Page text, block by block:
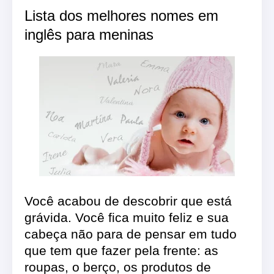
Lista dos melhores nomes em
inglês para meninas
Você acabou de descobrir que está
grávida. Você fica muito feliz e sua
cabeça não para de pensar em tudo
que tem que fazer pela frente: as
roupas, o berço, os produtos de